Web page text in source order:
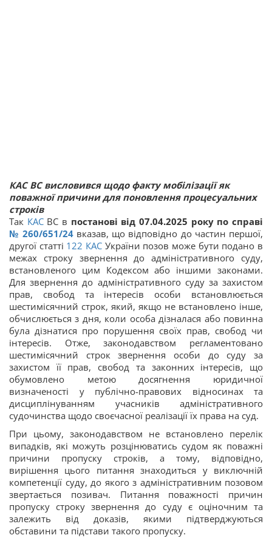
️КАС ВС висловився щодо факту мобілізації як
поважної причини для поновлення процесуальних
строків
Так КАСВС в постанові від 07.04.2025 року по справі
№ 260/651/24вказав, що відповідно до частин першої,
другої статті 122 КАС України позов може бути подано в
межах строку звернення до адміністративного суду,
встановленого цим Кодексом або іншими законами.
Для звернення до адміністративного суду за захистом
прав, свобод та інтересів особи встановлюється
шестимісячний строк, який, якщо не встановлено інше,
обчислюється з дня, коли особа дізналася або повинна
була дізнатися про порушення своїх прав, свобод чи
інтересів. Отже, законодавством регламентовано
шестимісячний строк звернення особи до суду за
захистом її прав, свобод та законних інтересів, що
обумовлено метою досягнення юридичної
визначеності у публічно-правових відносинах та
дисциплінуванням учасників адміністративного
судочинства щодо своєчасної реалізації їх права на суд.
При цьому, законодавством не встановлено перелік
випадків, які можуть розцінюватись судом як поважні
причини пропуску строків, а тому, відповідно,
вирішення цього питання знаходиться у виключній
компетенції суду, до якого з адміністративним позовом
звертається позивач. Питання поважності причин
пропуску строку звернення до суду є оціночним та
залежить від доказів, якими підтверджуються
обставини та підстави такого пропуску.